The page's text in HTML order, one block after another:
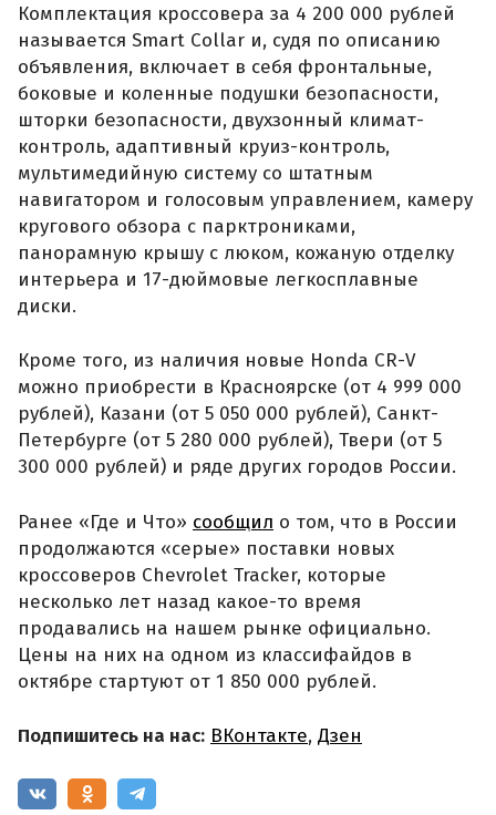
Комплектация кроссовера за 4 200 000 рублей
называется Smart Collar и, судя по описанию
объявления, включает в себя фронтальные,
боковые и коленные подушки безопасности,
шторки безопасности, двухзонный климат-
контроль, адаптивный круиз-контроль,
мультимедийную систему со штатным
навигатором и голосовым управлением, камеру
кругового обзора с парктрониками,
панорамную крышу с люком, кожаную отделку
интерьера и 17-дюймовые легкосплавные
диски.
Кроме того, из наличия новые Honda CR-V
можно приобрести в Красноярске (от 4 999 000
рублей), Казани (от 5 050 000 рублей), Санкт-
Петербурге (от 5 280 000 рублей), Твери (от 5
300 000 рублей) и ряде других городов России.
Ранее «Где и Что» сообщил о том, что в России
продолжаются «серые» поставки новых
кроссоверов Chevrolet Tracker, которые
несколько лет назад какое-то время
продавались на нашем рынке официально.
Цены на них на одном из классифайдов в
октябре стартуют от 1 850 000 рублей.
Подпишитесь на нас: ВКонтакте, Дзен